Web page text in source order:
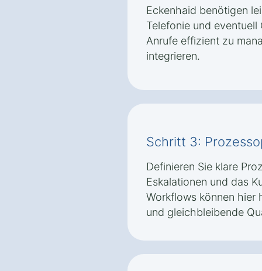
Eckenhaid benötigen
Telefonie und
Anrufe effizient zu
integrieren.
Schritt 3:
Definieren Sie klare
Eskalationen und das
Workflows können hier
und gleichbleibende